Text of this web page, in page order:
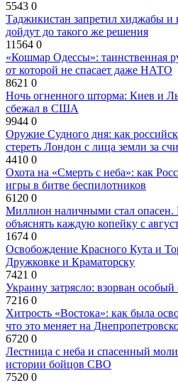
5543 0
Таджикистан запретил хиджабы и
дойдут до такого же решения
11564 0
«Кошмар Одессы»: таинственная
от которой не спасает даже НАТО
8621 0
Ночь огненного шторма: Киев и
сбежал в США
9944 0
Оружие Судного дня: как
стереть Лондон с лица земли за
4410 0
Охота на «Смерть с неба»: как
игры в битве беспилотников
6120 0
Миллион наличными стал опасен.
объяснять каждую копейку с
1674 0
Освобождение Красного Кута и
Дружковке и Краматорску
7421 0
Украину затрясло: взорван особый
7216 0
Хитрость «Востока»: как была
что это меняет на
6720 0
Лестница с неба и спасенный
истории бойцов СВО
7520 0